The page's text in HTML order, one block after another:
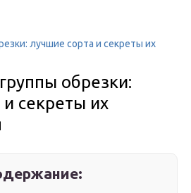
лучшие сорта и секреты их
обрезки:
секреты их